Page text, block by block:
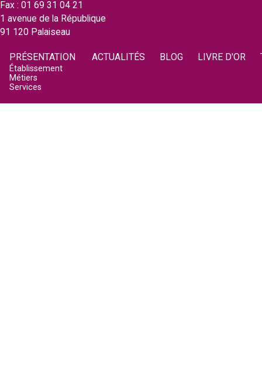
Fax : 01 69 31 04 21
1 avenue de la République
91 120 Palaiseau
PRÉSENTATION
Établissement
Métiers
Services
ACTUALITÉS BLOG LIVRE D'OR